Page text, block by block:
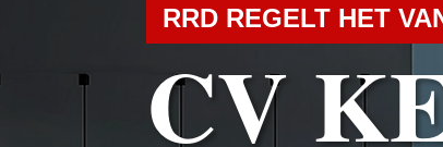
RRD REGELT HET
CV